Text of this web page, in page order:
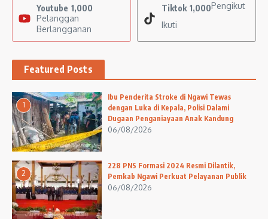
Youtube 1,000
Pelanggan
Berlangganan
Tiktok 1,000Pengikut
Ikuti
Featured Posts
1
Ibu Penderita Stroke di Ngawi Tewas
dengan Luka di Kepala, Polisi Dalami
Dugaan Penganiayaan Anak Kandung
06/08/2026
2
228 PNS Formasi 2024 Resmi Dilantik,
Pemkab Ngawi Perkuat Pelayanan Publik
06/08/2026